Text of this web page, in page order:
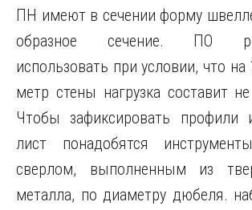
ПН имеют в сечении форму
образное сечение. ПО
использовать при условии, что
метр стены нагрузка составит
Чтобы зафиксировать профили
лист понадобятся
сверлом, выполненным из
металла, по диаметру дюбеля.